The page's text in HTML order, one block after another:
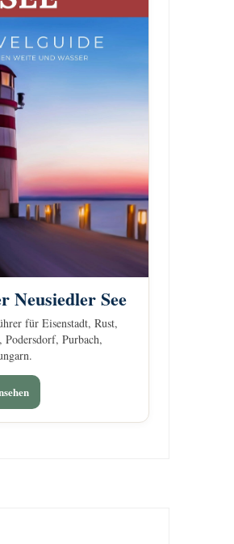
Neusiedler See
für Eisenstadt, Rust,
Purbach,